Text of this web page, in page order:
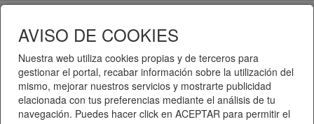
AVISO DE COOKIES
Nuestra web utiliza cookies propias y de terceros para
gestionar el portal, recabar información sobre la utilización del
mismo, mejorar nuestros servicios y mostrarte publicidad
elacionada con tus preferencias mediante el análisis de tu
navegación. Puedes hacer click en ACEPTAR para permitir el
Telematel S.L.